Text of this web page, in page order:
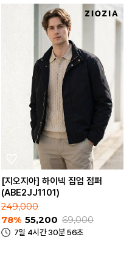
[지오지아] 하이넥 집업 점퍼
(ABE2JJ1101)
249,000
78% 55,200 69,000
7일 4시간 30분 56초